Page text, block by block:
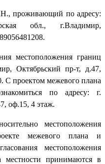
проживающий по адресу:
обл., г.Владимир,
местоположения границ
Октябрьский пр-т, д.47,
С проектом межевого плана
по адресу: г.
оф.15, 4 этаж.
местоположения
межевого плана и
местоположения
местности принимаются в